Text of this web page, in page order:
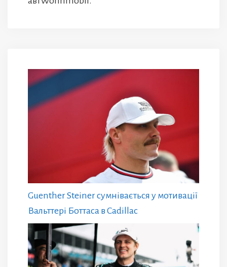
Guenther Steiner сумнівається у мотивації
Вальттері Боттаса в Cadillac